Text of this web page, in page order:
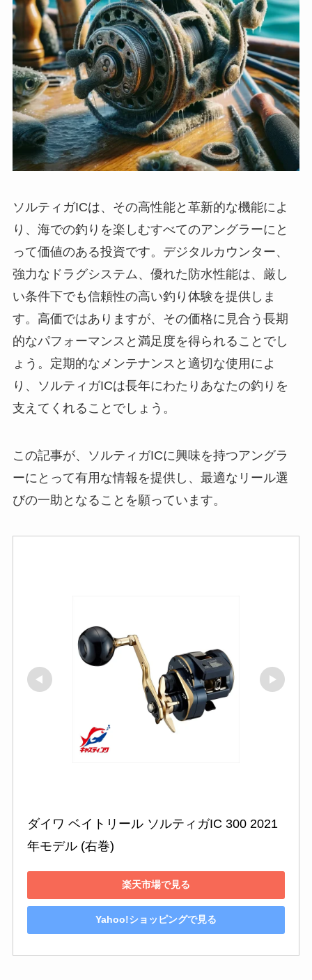
ソルティガICは、その高性能と革新的な機能によ
り、海での釣りを楽しむすべてのアングラーにと
って価値のある投資です。デジタルカウンター、
強力なドラグシステム、優れた防水性能は、厳し
い条件下でも信頼性の高い釣り体験を提供しま
す。高価ではありますが、その価格に見合う長期
的なパフォーマンスと満足度を得られることでし
ょう。定期的なメンテナンスと適切な使用によ
り、ソルティガICは長年にわたりあなたの釣りを
支えてくれることでしょう。
この記事が、ソルティガICに興味を持つアングラ
ーにとって有用な情報を提供し、最適なリール選
びの一助となることを願っています。
ダイワ ベイトリール ソルティガIC 300 2021
年モデル (右巻)
楽天市場で見る
Yahoo!ショッピングで見る